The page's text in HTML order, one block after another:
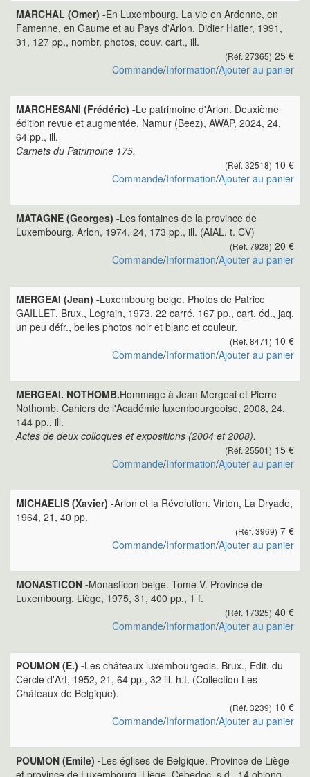
MARCHAL (Omer) -En Luxembourg. La vie en Ardenne, en
Famenne, en Gaume et au Pays d'Arlon. Didier Hatier, 1991,
31, 127 pp., nombr. photos, couv. cart., ill.
(Réf. 27365) 25 €
Commande/Information/Ajouter au panier
MARCHESANI (Frédéric) -Le patrimoine d'Arlon. Deuxième
édition revue et augmentée. Namur (Beez), AWAP, 2024, 24,
64 pp., ill.
Carnets du Patrimoine 175.
(Réf. 32518) 10 €
Commande/Information/Ajouter au panier
MATAGNE (Georges) -Les fontaines de la province de
Luxembourg. Arlon, 1974, 24, 173 pp., ill. (AIAL, t. CV)
(Réf. 7928) 20 €
Commande/Information/Ajouter au panier
MERGEAI (Jean) -Luxembourg belge. Photos de Patrice
GAILLET. Brux., Legrain, 1973, 22 carré, 167 pp., cart. éd., jaq.
un peu défr., belles photos noir et blanc et couleur.
(Réf. 8471) 10 €
Commande/Information/Ajouter au panier
MERGEAI. NOTHOMB.Hommage à Jean Mergeai et Pierre
Nothomb. Cahiers de l'Académie luxembourgeoise, 2008, 24,
144 pp., ill.
Actes de deux colloques et expositions (2004 et 2008).
(Réf. 25501) 15 €
Commande/Information/Ajouter au panier
MICHAELIS (Xavier) -Arlon et la Révolution. Virton, La Dryade,
1964, 21, 40 pp.
(Réf. 3969) 7 €
Commande/Information/Ajouter au panier
MONASTICON -Monasticon belge. Tome V. Province de
Luxembourg. Liège, 1975, 31, 400 pp., 1 f.
(Réf. 17325) 40 €
Commande/Information/Ajouter au panier
POUMON (E.) -Les châteaux luxembourgeois. Brux., Edit. du
Cercle d'Art, 1952, 21, 64 pp., 32 ill. h.t. (Collection Les
Châteaux de Belgique).
(Réf. 3239) 10 €
Commande/Information/Ajouter au panier
POUMON (Emile) -Les églises de Belgique. Province de Liège
et province de Luxembourg. Liège, Cebedoc, s.d., 14 oblong,